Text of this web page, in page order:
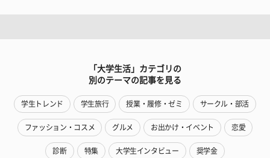
「大学生活」カテゴリの
別のテーマの記事を見る
学生トレンド 学生旅行 授業・履修・ゼミ サークル・部活
ファッション・コスメ グルメ お出かけ・イベント 恋愛
診断 特集 大学生インタビュー 奨学金